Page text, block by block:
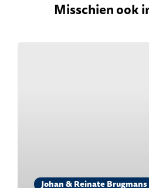
Misschien ook
Johan & Reinate Brugmans